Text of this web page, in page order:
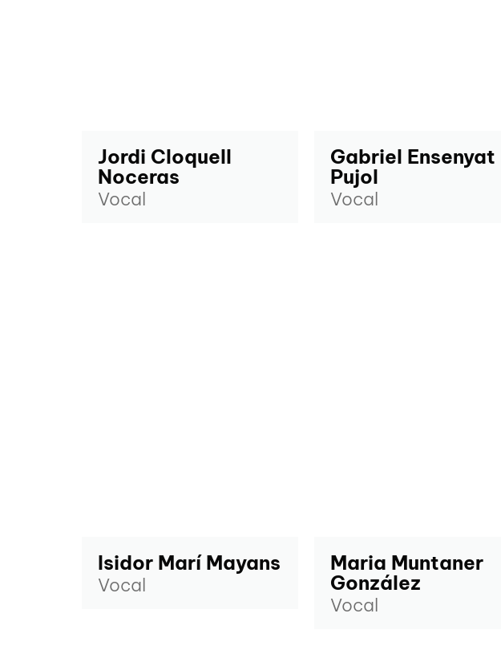
Jordi Cloquell
Noceras
Vocal
Gabriel Ensenyat
Pujol
Vocal
Isidor Marí Mayans
Vocal
Maria Muntaner
González
Vocal